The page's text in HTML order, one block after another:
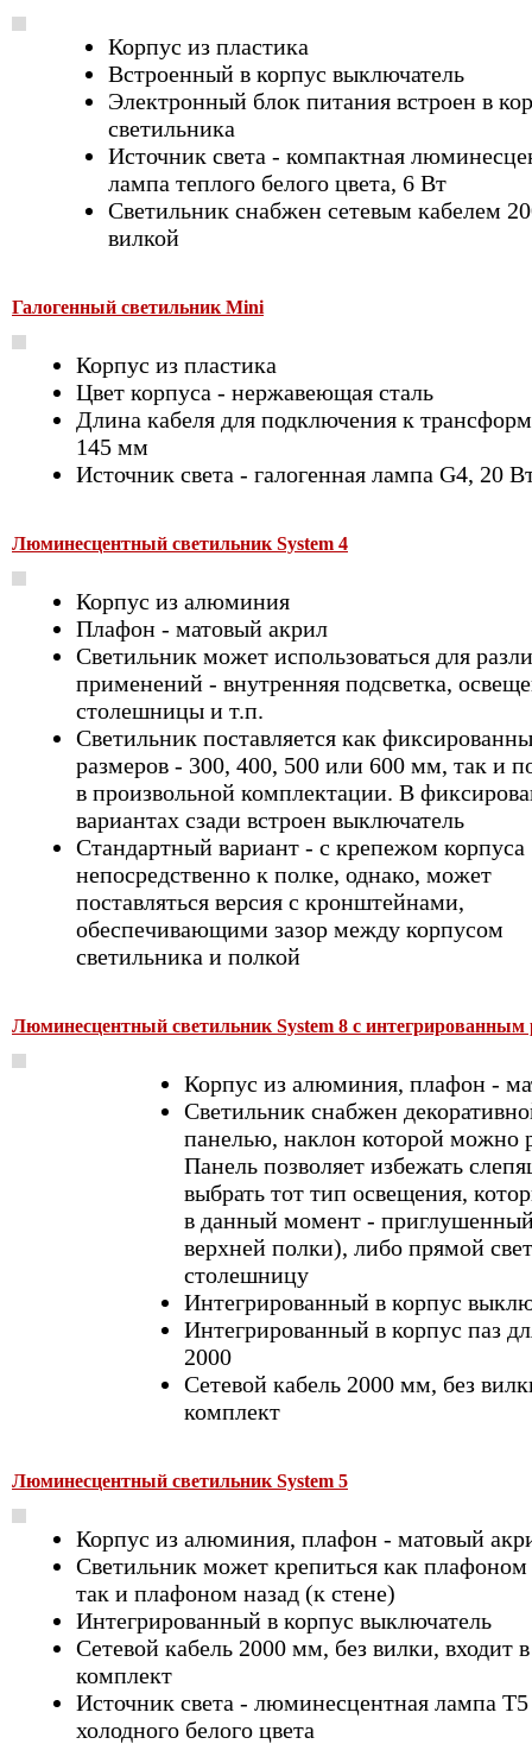
Корпус из пластика
Встроенный в корпус выключатель
Электронный блок питания встроен в
светильника
Источник света - компактная
лампа теплого белого цвета, 6 Вт
Светильник снабжен сетевым кабелем
вилкой
Галогенный светильник Mini
Корпус из пластика
Цвет корпуса - нержавеющая сталь
Длина кабеля для подключения к
145 мм
Источник света - галогенная лампа G4, 20
Люминесцентный светильник System 4
Корпус из алюминия
Плафон - матовый акрил
Светильник может использоваться для
применений - внутренняя подсветка,
столешницы и т.п.
Светильник поставляется как
размеров - 300, 400, 500 или 600 мм, так и
в произвольной комплектации. В
вариантах сзади встроен выключатель
Стандартный вариант - с крепежом корпуса
непосредственно к полке, однако, может
поставляться версия с кронштейнами,
обеспечивающими зазор между корпусом
светильника и полкой
Люминесцентный светильник System 8 с интегрированным
Корпус из алюминия, плафон -
Светильник снабжен
панелью, наклон которой можно
Панель позволяет избежать
выбрать тот тип освещения,
в данный момент -
верхней полки), либо прямой
столешницу
Интегрированный в корпус
Интегрированный в корпус паз
2000
Сетевой кабель 2000 мм, без
комплект
Люминесцентный светильник System 5
Корпус из алюминия, плафон - матовый
Светильник может крепиться как плафоном
так и плафоном назад (к стене)
Интегрированный в корпус выключатель
Сетевой кабель 2000 мм, без вилки, входит в
комплект
Источник света - люминесцентная лампа Т5
холодного белого цвета